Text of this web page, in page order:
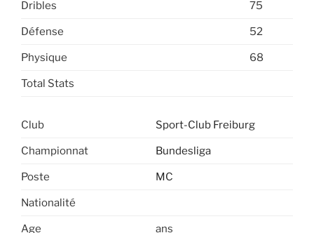
Dribles 75
Défense 52
Physique 68
Total Stats
Club Sport-Club Freiburg
Championnat Bundesliga
Poste MC
Nationalité
Age ans